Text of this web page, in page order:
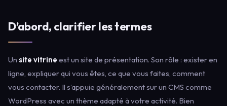
D’abord, clarifier les termes
Un site vitrine est un site de présentation. Son rôle : exister en
ligne, expliquer qui vous êtes, ce que vous faites, comment
vous contacter. Il s’appuie généralement sur un CMS comme
WordPress avec un thème adapté à votre activité. Bien